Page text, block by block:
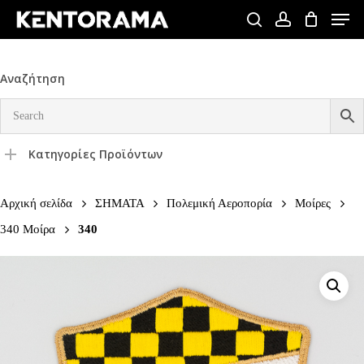
Skip
content
searchaccount
Menu
Αναζήτηση
Κατηγορίες Προϊόντων
Αρχική σελίδα ΣΗΜΑΤΑ Πολεμική Αεροπορία
Μοίρες
340 Μοίρα
340